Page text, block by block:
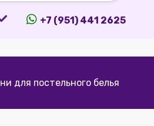
+7 (951) 441 2625
для постельного белья